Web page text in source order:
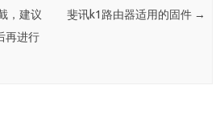
，建议
再进行
斐讯k1路由器适用的固件 →